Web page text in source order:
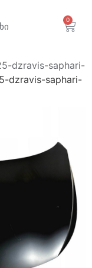
0
dzravis-saphari-
dzravis-saphari-